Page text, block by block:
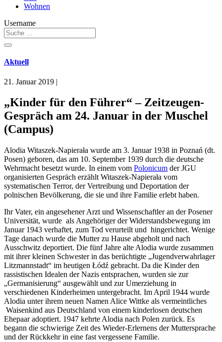
Wohnen
Username
Aktuell
21. Januar 2019 |
„Kinder für den Führer“ – Zeitzeugen-
Gespräch am 24. Januar in der Muschel
(Campus)
Alodia Witaszek-Napierała wurde am 3. Januar 1938 in Poznań (dt.
Posen) geboren, das am 10. September 1939 durch die deutsche
Wehrmacht besetzt wurde. In einem vom Polonicum der JGU
organisierten Gespräch erzählt Witaszek-Napierała vom
systematischen Terror, der Vertreibung und Deportation der
polnischen Bevölkerung, die sie und ihre Familie erlebt haben.
Ihr Vater, ein angesehener Arzt und Wissenschaftler an der Posener
Universität, wurde als Angehöriger der Widerstandsbewegung im
Januar 1943 verhaftet, zum Tod verurteilt und hingerichtet. Wenige
Tage danach wurde die Mutter zu Hause abgeholt und nach
Ausschwitz deportiert. Die fünf Jahre alte Alodia wurde zusammen
mit ihrer kleinen Schwester in das berüchtigte „Jugendverwahrlager
Litzmannstadt“ im heutigen Łódź gebracht. Da die Kinder den
rassistischen Idealen der Nazis entsprachen, wurden sie zur
„Germanisierung“ ausgewählt und zur Umerziehung in
verschiedenen Kinderheimen untergebracht. Im April 1944 wurde
Alodia unter ihrem neuen Namen Alice Wittke als vermeintliches
Waisenkind aus Deutschland von einem kinderlosen deutschen
Ehepaar adoptiert. 1947 kehrte Alodia nach Polen zurück. Es
begann die schwierige Zeit des Wieder-Erlernens der Muttersprache
und der Rückkehr in eine fast vergessene Familie.